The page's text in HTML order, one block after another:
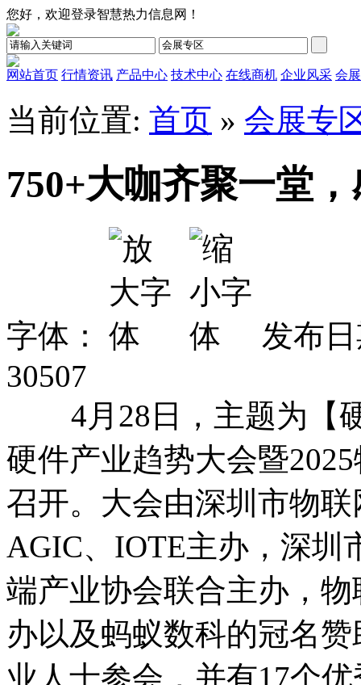
您好，欢迎登录智慧热力信息网！
网站首页 行情资讯 产品中心 技术中心 在线商机 企业风采 会
当前位置: 首页 » 会展专
750+大咖齐聚一堂
字体：
发布
30507
4月28日，主题为【
硬件产业趋势大会暨
召开。大会由深圳市物
AGIC、IOTE主办，深圳
端产业协会联合主办，
办以及蚂蚁数科的冠名
业人士参会，并有17个